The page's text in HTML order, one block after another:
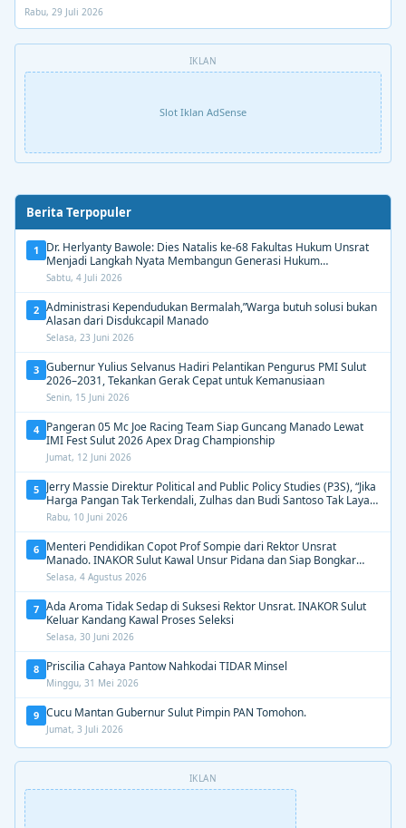
Rabu, 29 Juli 2026
IKLAN
Slot Iklan AdSense
Berita Terpopuler
1
Dr. Herlyanty Bawole: Dies Natalis ke-68 Fakultas Hukum Unsrat
Menjadi Langkah Nyata Membangun Generasi Hukum
Berdampak
Sabtu, 4 Juli 2026
2 Administrasi Kependudukan Bermalah,”Warga butuh solusi bukan
Alasan dari Disdukcapil Manado
Selasa, 23 Juni 2026
3 Gubernur Yulius Selvanus Hadiri Pelantikan Pengurus PMI Sulut
2026–2031, Tekankan Gerak Cepat untuk Kemanusiaan
Senin, 15 Juni 2026
4 Pangeran 05 Mc Joe Racing Team Siap Guncang Manado Lewat
IMI Fest Sulut 2026 Apex Drag Championship
Jumat, 12 Juni 2026
5 Jerry Massie Direktur Political and Public Policy Studies (P3S), “Jika
Harga Pangan Tak Terkendali, Zulhas dan Budi Santoso Tak Layak
Dipertahankan”
Rabu, 10 Juni 2026
6 Menteri Pendidikan Copot Prof Sompie dari Rektor Unsrat
Manado. INAKOR Sulut Kawal Unsur Pidana dan Siap Bongkar
Aroma Busuk di Suksesi Rektor
Selasa, 4 Agustus 2026
7 Ada Aroma Tidak Sedap di Suksesi Rektor Unsrat. INAKOR Sulut
Keluar Kandang Kawal Proses Seleksi
Selasa, 30 Juni 2026
8 Priscilia Cahaya Pantow Nahkodai TIDAR Minsel
Minggu, 31 Mei 2026
9 Cucu Mantan Gubernur Sulut Pimpin PAN Tomohon.
Jumat, 3 Juli 2026
IKLAN